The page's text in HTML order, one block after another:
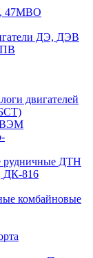
47МВО
ДЭ, ДЭВ
двигателей
рудничные ДТН
ДК-816
комбайновые